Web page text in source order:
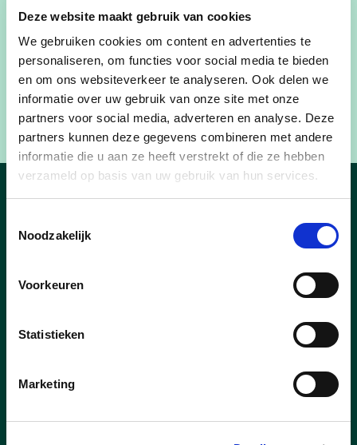
Deze website maakt gebruik van cookies
We gebruiken cookies om content en advertenties te
personaliseren, om functies voor social media te bieden
en om ons websiteverkeer te analyseren. Ook delen we
informatie over uw gebruik van onze site met onze
partners voor social media, adverteren en analyse. Deze
partners kunnen deze gegevens combineren met andere
informatie die u aan ze heeft verstrekt of die ze hebben
verzameld op basis van uw gebruik van hun services.
Noodzakelijk
Voorkeuren
Statistieken
Marketing
Gondry, en poolreizigers Mike Louagie en Lien De
Ruyck komen langs en in het FAAR-weekend komt
Wouter Deprez zijn essay over Ensor voordragen.
Meer informatie en de inschrijvingslink vind je op
oostende.bibliotheek.be of uitinoostende.be.
Nieuws uit Oostende